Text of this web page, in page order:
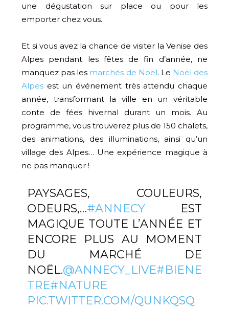
une dégustation sur place ou pour les
emporter chez vous.
Et si vous avez la chance de visiter la Venise des
Alpes pendant les fêtes de fin d’année, ne
manquez pas les marchés de Noël. Le Noël des
Alpes est un événement très attendu chaque
année, transformant la ville en un véritable
conte de fées hivernal durant un mois. Au
programme, vous trouverez plus de 150 chalets,
des animations, des illuminations, ainsi qu’un
village des Alpes… Une expérience magique à
ne pas manquer !
PAYSAGES, COULEURS,
ODEURS,…#ANNECYEST
MAGIQUE TOUTE L’ANNÉE ET
ENCORE PLUS AU MOMENT
DU MARCHÉ DE
NOËL.@ANNECY_LIVE#BIENE
TRE#NATURE
PIC.TWITTER.COM/QUNKQSQ